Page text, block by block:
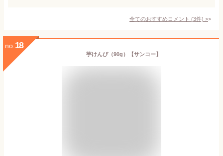
全てのおすすめコメント (3件) >
no. 18
芋けんぴ（90g）【サンコー】